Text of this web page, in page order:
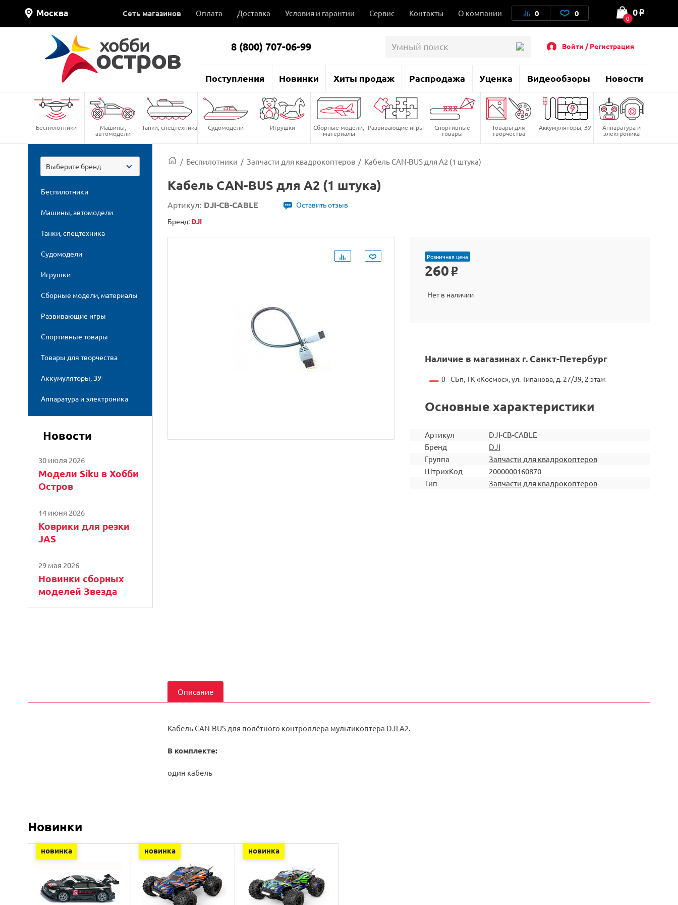
Москва Сеть магазинов Оплата Доставка Условия и гарантии Сервис Контакты О компании 0 0 0
0 o
8 (800) 707-06-99 Войти / Регистрация
Поступления Новинки Хиты продаж Распродажа Уценка Видеообзоры Новости
Беспилотники Машины,
автомодели
Танки, спецтехника Судомодели Игрушки Сборные модели,
материалы
Развивающие игры Спортивные
товары
Товары для
творчества
Аккумуляторы, ЗУ Аппаратура и
электроника
Выберите бренд
Беспилотники
Машины, автомодели
Танки, спецтехника
Судомодели
Игрушки
Сборные модели, материалы
Развивающие игры
Спортивные товары
Товары для творчества
Аккумуляторы, ЗУ
Аппаратура и электроника
Новости
30 июля 2026
Модели Siku в Хобби
Остров
14 июня 2026
Коврики для резки
JAS
29 мая 2026
Новинки сборных
моделей Звезда
/ Беспилотники / Запчасти для квадрокоптеров / Кабель CAN-BUS для A2 (1 штука)
Кабель CAN-BUS для A2 (1 штука)
Артикул: DJI-CB-CABLE
Оставить отзыв
Бренд: DJI
Розничная цена
260 o
Нет в наличии
Наличие в магазинах г. Санкт-Петербург
0 СБп, ТК «Космос», ул. Типанова, д. 27/39, 2 этаж
Основные характеристики
Артикул
DJI-CB-CABLE
Бренд
DJI
Группа
Запчасти для квадрокоптеров
ШтрихКод
2000000160870
Тип
Запчасти для квадрокоптеров
Описание
Кабель CAN-BUS для полётного контроллера мультикоптера DJI A2.
В комплекте:
один кабель
Новинки
новинка новинка новинка